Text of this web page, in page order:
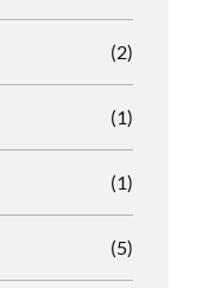
(2)
(1)
(1)
(5)